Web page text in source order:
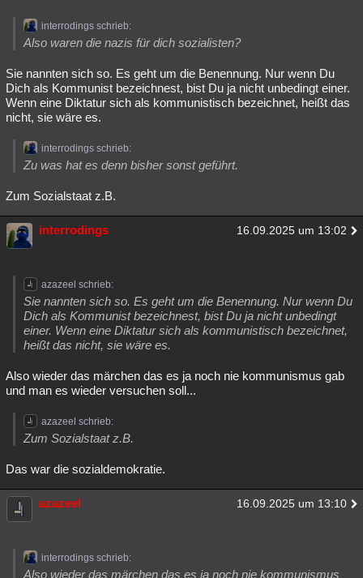
interrodings schrieb:
Also waren die nazis für dich sozialisten?
Sie nannten sich so. Es geht um die Benennung. Nur wenn Du
Dich als Kommunist bezeichnest, bist Du ja nicht unbedingt einer.
Wenn eine Diktatur sich als kommunistisch bezeichnet, heißt das
nicht, sie wäre es.
interrodings schrieb:
Zu was hat es denn bisher sonst geführt.
Zum Sozialstaat z.B.
interrodings 16.09.2025 um 13:02
azazeel schrieb:
Sie nannten sich so. Es geht um die Benennung. Nur wenn Du
Dich als Kommunist bezeichnest, bist Du ja nicht unbedingt
einer. Wenn eine Diktatur sich als kommunistisch bezeichnet,
heißt das nicht, sie wäre es.
Also wieder das märchen das es ja noch nie kommunismus gab
und man es wieder versuchen soll...
azazeel schrieb:
Zum Sozialstaat z.B.
Das war die sozialdemokratie.
azazeel 16.09.2025 um 13:10
interrodings schrieb:
Also wieder das märchen das es ja noch nie kommunismus